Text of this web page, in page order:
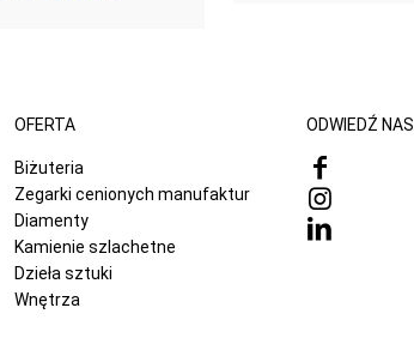
OFERTA
Biżuteria
Zegarki cenionych manufaktur
Diamenty
Kamienie szlachetne
Dzieła sztuki
Wnętrza
ODWIEDŹ NAS